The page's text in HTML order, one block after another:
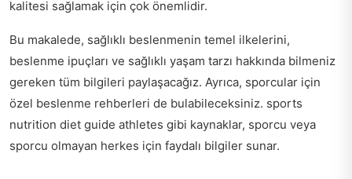
kalitesi sağlamak için çok önemlidir.
Bu makalede, sağlıklı beslenmenin temel ilkelerini,
beslenme ipuçları ve sağlıklı yaşam tarzı hakkında bilmeniz
gereken tüm bilgileri paylaşacağız. Ayrıca, sporcular için
özel beslenme rehberleri de bulabileceksiniz. sports
nutrition diet guide athletes gibi kaynaklar, sporcu veya
sporcu olmayan herkes için faydalı bilgiler sunar.